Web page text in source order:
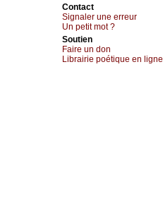
Cоntact
Signaler une errеur
Un pеtit mоt ?
Sоutien
Fаirе un dоn
Librairiе pоétique en lignе